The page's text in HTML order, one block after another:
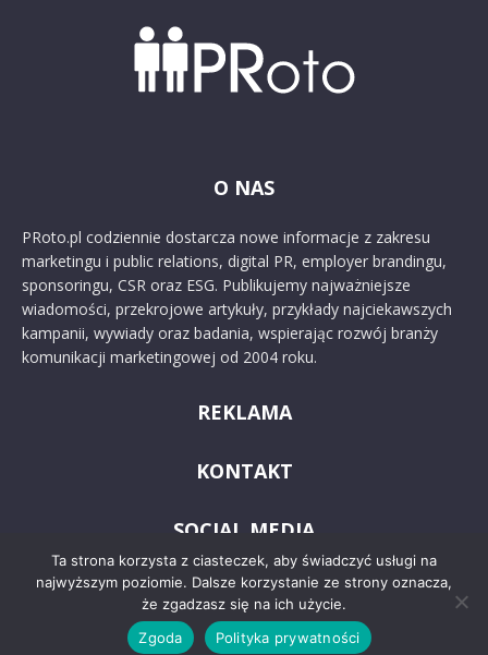
O NAS
PRoto.pl codziennie dostarcza nowe informacje z zakresu
marketingu i public relations, digital PR, employer brandingu,
sponsoringu, CSR oraz ESG. Publikujemy najważniejsze
wiadomości, przekrojowe artykuły, przykłady najciekawszych
kampanii, wywiady oraz badania, wspierając rozwój branży
komunikacji marketingowej od 2004 roku.
REKLAMA
KONTAKT
SOCIAL MEDIA
Ta strona korzysta z ciasteczek, aby świadczyć usługi na
najwyższym poziomie. Dalsze korzystanie ze strony oznacza,
że zgadzasz się na ich użycie.
Zgoda
Polityka prywatności